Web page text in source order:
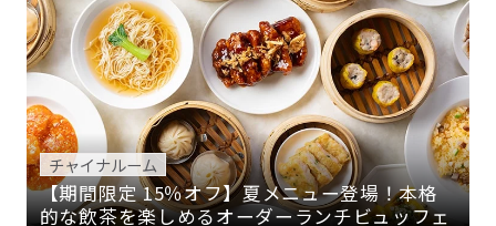
チャイナルーム
【期間限定 15％オフ】夏メニュー登場！本格
的な飲茶を楽しめるオーダーランチビュッフェ